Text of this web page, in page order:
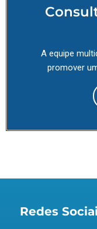
A equipe
promover
Redes